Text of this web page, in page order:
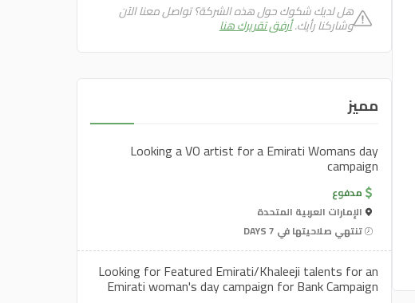
هل لديك شكوك حول هذه الشركة؟ تواصل معنا الآن
وشاركنا رأيك.أرفق تقريرك هنا
مميز
Looking a VO artist for a Emirati Womans day
campaign
مدفوع
الإمارات العربية المتحدة
تنتهي صلاحيتها في 7 DAYS
Looking for Featured Emirati/Khaleeji talents for an
Emirati woman's day campaign for Bank Campaign